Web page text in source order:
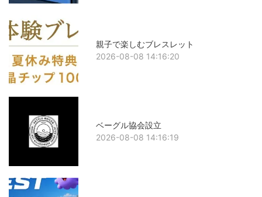
親子で楽しむブレスレット
2026-08-08 14:16:20
ベーグル協会設立
2026-08-08 14:16:19